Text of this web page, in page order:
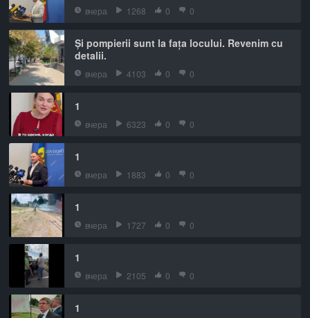
вчера 1268 0 0
Și pompierii sunt la fața locului. Revenim cu
detalii.
вчера 4103 0 0
1
вчера 6323 0 0
1
вчера 1883 0 0
1
вчера 1727 0 0
1
вчера 2105 0 0
1